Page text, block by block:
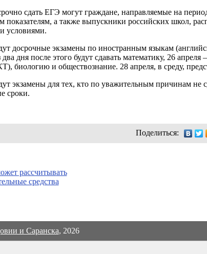
сдать ЕГЭ могут граждане, направляемые на
показателям, а также выпускники российских школ,
условиями.
досрочные экзамены по иностранным языкам
два дня после этого будут сдавать математику, 26
биологию и обществознание. 28 апреля, в среду,
экзамены для тех, кто по уважительным причинам
сроки.
Поделиться:
рассчитывать
средства
и Саранска, 2026